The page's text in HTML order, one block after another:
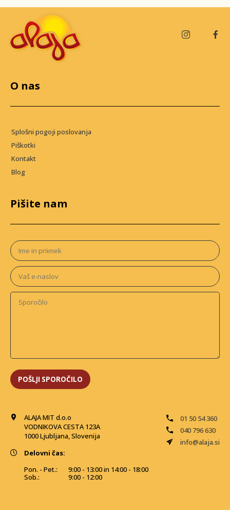
ALAJA MIT d.o.o
VODNIKOVA CESTA 123A
1000 Ljubljana, Slovenija
01 50 54 360
040 796 630
info@alaja.si
Delovni čas:
Pon. - Pet.:
Sob.:
9:00 - 13:00 in 14:00 - 18:00
9:00 - 12:00
O nas
Splošni pogoji poslovanja
Piškotki
Kontakt
Blog
Pišite nam